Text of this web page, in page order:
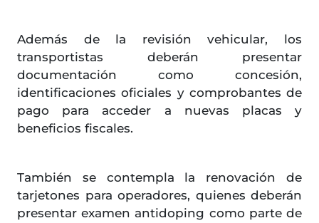
Además de la revisión vehicular, los
transportistas deberán presentar
documentación como concesión,
identificaciones oficiales y comprobantes de
pago para acceder a nuevas placas y
beneficios fiscales.
También se contempla la renovación de
tarjetones para operadores, quienes deberán
presentar examen antidoping como parte de